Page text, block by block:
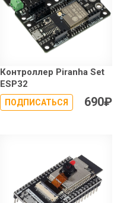
Контроллер Piranha Set
ESP32
ПОДПИСАТЬСЯ 690₽